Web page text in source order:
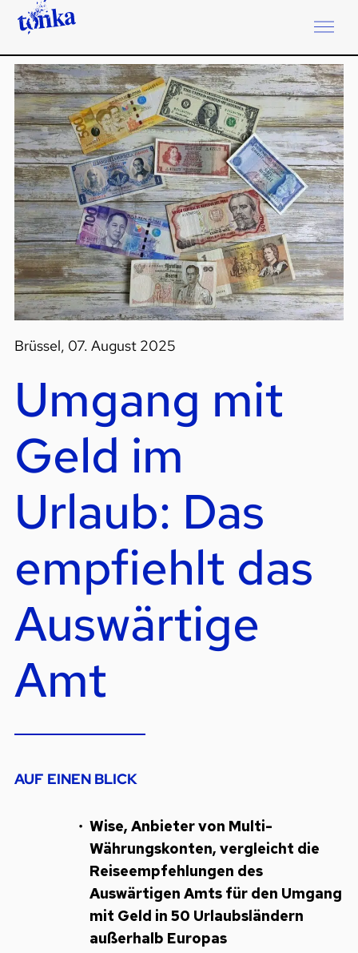
Brüssel, 07. August 2025
Umgang mit
Geld im
Urlaub: Das
empfiehlt das
Auswärtige
Amt
AUF EINEN BLICK
Wise, Anbieter von Multi-
Währungskonten, vergleicht die
Reiseempfehlungen des
Auswärtigen Amts für den Umgang
mit Geld in 50 Urlaubsländern
außerhalb Europas